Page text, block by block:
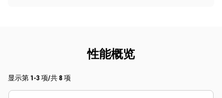
性能概览
显示第 1-3 项/共 8 项